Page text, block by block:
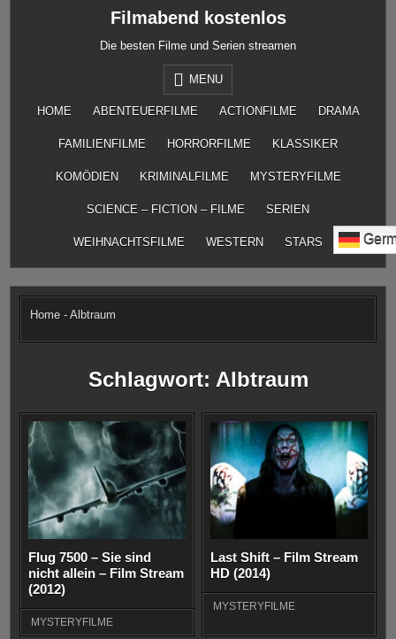
Filmabend kostenlos
Die besten Filme und Serien streamen
MENU
HOME ABENTEUERFILME ACTIONFILME DRAMA
FAMILIENFILME HORRORFILME KLASSIKER
KOMÖDIEN KRIMINALFILME MYSTERYFILME
SCIENCE – FICTION – FILME SERIEN
WEIHNACHTSFILME WESTERN STARS
Home -Albtraum
Schlagwort: Albtraum
Flug 7500 – Sie sind
nicht allein – Film Stream
(2012)
MYSTERYFILME
Last Shift – Film Stream
HD (2014)
MYSTERYFILME